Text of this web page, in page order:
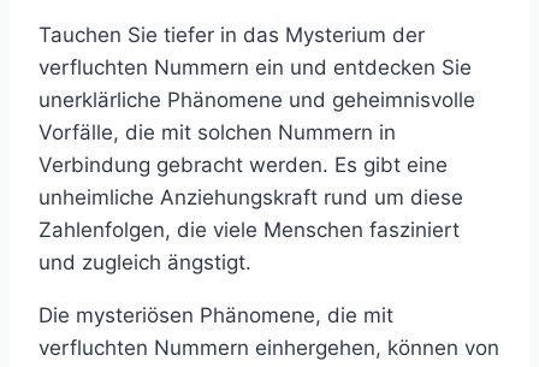
Tauchen Sie tiefer in das Mysterium der
verfluchten Nummern ein und entdecken Sie
unerklärliche Phänomene und geheimnisvolle
Vorfälle, die mit solchen Nummern in
Verbindung gebracht werden. Es gibt eine
unheimliche Anziehungskraft rund um diese
Zahlenfolgen, die viele Menschen fasziniert
und zugleich ängstigt.
Die mysteriösen Phänomene, die mit
verfluchten Nummern einhergehen, können von